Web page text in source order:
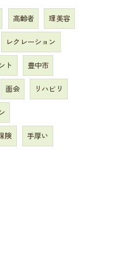
高齢者 理美容
レクレーション
ト 豊中市
面会 リハビリ
険 手厚い